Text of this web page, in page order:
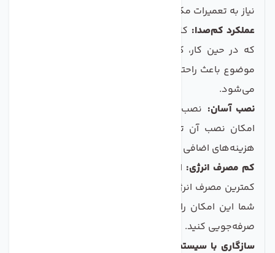
نیاز به تعمیرات مکرر می‌شود.
عملکرد کم‌صدا: کلگی پمپ به گونه‌ای طراحی شده است
که در حین کار، کمترین سطح نویز را تولید کند و این
موضوع باعث راحتی کاربران و عدم مزاحمت در محیط خانه
می‌شود.
نصب آسان: نصب این کلگی پمپ بسیار ساده است و
امکان نصب آن توسط خود کاربر نیز فراهم است، که
هزینه‌های اضافی نصب را کاهش می‌دهد.
کم مصرف انرژی: این پمپ به گونه‌ای طراحی شده که با
کمترین مصرف انرژی، عملکرد بهینه خود را حفظ کند و به
شما این امکان را می‌دهد که در هزینه‌های قبض برق
صرفه‌جویی کنید.
سازگاری با سیستم‌های مختلف: